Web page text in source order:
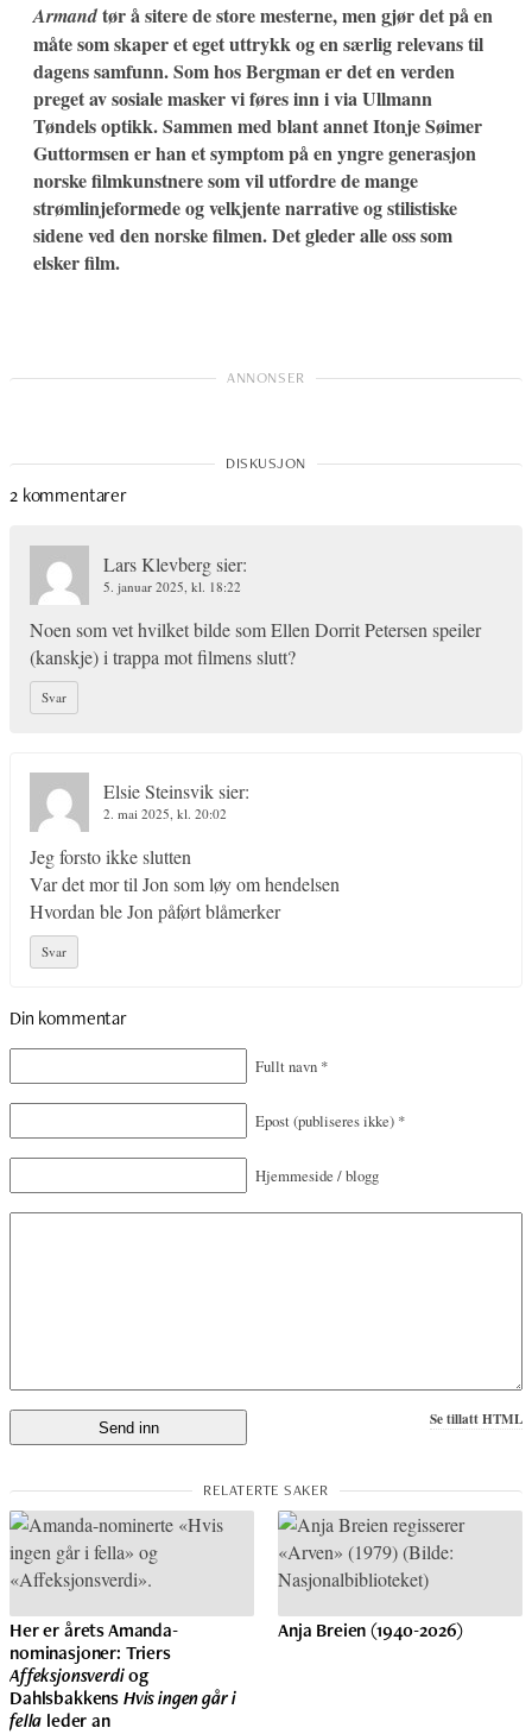
Armandtør å sitere de store mesterne, men gjør det på en
måte som skaper et eget uttrykk og en særlig relevans til
dagens samfunn. Som hos Bergman er det en verden
preget av sosiale masker vi føres inn i via Ullmann
Tøndels optikk. Sammen med blant annet Itonje Søimer
Guttormsen er han et symptom på en yngre generasjon
norske filmkunstnere som vil utfordre de mange
strømlinjeformede og velkjente narrative og stilistiske
sidene ved den norske filmen. Det gleder alle oss som
elsker film.
2 kommentarer
Lars Klevbergsier:
5. januar 2025, kl. 18:22
Noen som vet hvilket bilde som Ellen Dorrit Petersen speiler
(kanskje) i trappa mot filmens slutt?
Svar
Elsie Steinsviksier:
2. mai 2025, kl. 20:02
Jeg forsto ikke slutten
Var det mor til Jon som løy om hendelsen
Hvordan ble Jon påført blåmerker
Svar
Din kommentar
Fullt navn *
Epost(publiseres ikke) *
Hjemmeside / blogg
Se tillatt HTML
Her er årets Amanda-
nominasjoner: Triers
Affeksjonsverdiog
DahlsbakkensHvis ingen går i
fella leder an
Anja Breien (1940-2026)